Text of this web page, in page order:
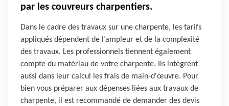
par les couvreurs charpentiers.
Dans le cadre des travaux sur une charpente, les tarifs
appliqués dépendent de l’ampleur et de la complexité
des travaux. Les professionnels tiennent également
compte du matériau de votre charpente. Ils intègrent
aussi dans leur calcul les frais de main-d'œuvre. Pour
bien vous préparer aux dépenses liées aux travaux de
charpente, il est recommandé de demander des devis